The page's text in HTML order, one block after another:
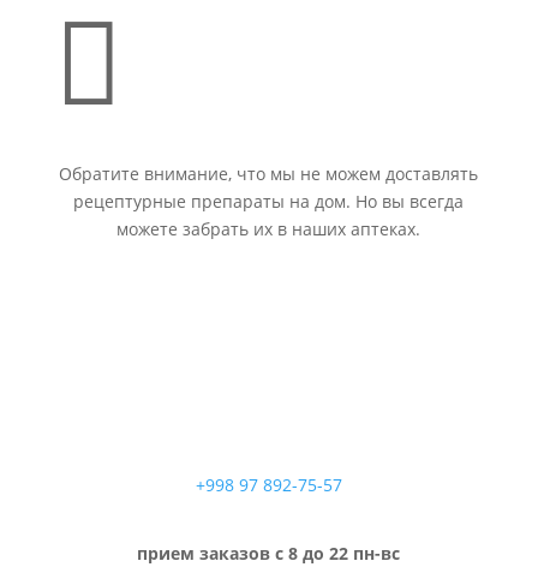

Обратите внимание, что мы не можем доставлять
рецептурные препараты на дом. Но вы всегда
можете забрать их в наших аптеках.
+998 97 892-75-57
прием заказов с 8 до 22 пн-вс